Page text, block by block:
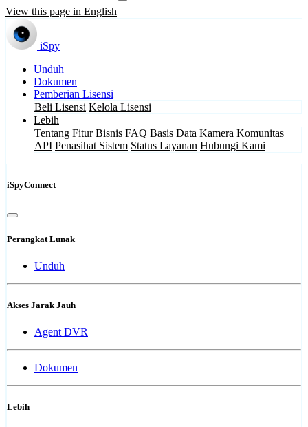
View this page in English
iSpy
Unduh
Dokumen
Pemberian Lisensi
Beli Lisensi Kelola Lisensi
Lebih
Tentang Fitur Bisnis FAQ Basis Data Kamera Komunitas
API Penasihat Sistem Status Layanan Hubungi Kami
iSpyConnect
Perangkat Lunak
Unduh
Akses Jarak Jauh
Agent DVR
Dokumen
Lebih